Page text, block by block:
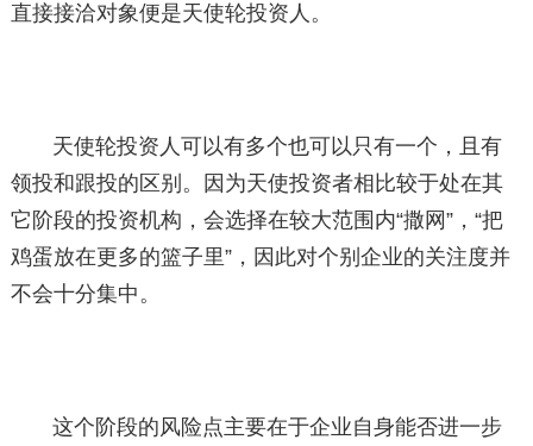
直接接洽对象便是天使轮投资人。
天使轮投资人可以有多个也可以只有一个，且有
领投和跟投的区别。因为天使投资者相比较于处在其
它阶段的投资机构，会选择在较大范围内“撒网”，“把
鸡蛋放在更多的篮子里”，因此对个别企业的关注度并
不会十分集中。
这个阶段的风险点主要在于企业自身能否进一步